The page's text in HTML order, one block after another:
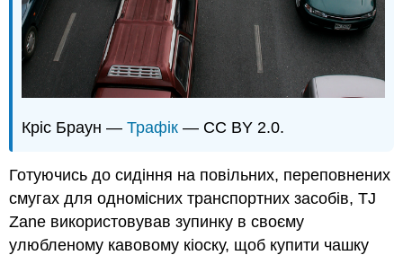
Кріс Браун —Трафік — CC BY 2.0.
Готуючись до сидіння на повільних, переповнених
смугах для одномісних транспортних засобів, TJ
Zane використовував зупинку в своєму
улюбленому кавовому кіоску, щоб купити чашку